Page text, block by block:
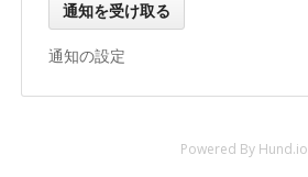
通知の設定
Powered By Hund.io